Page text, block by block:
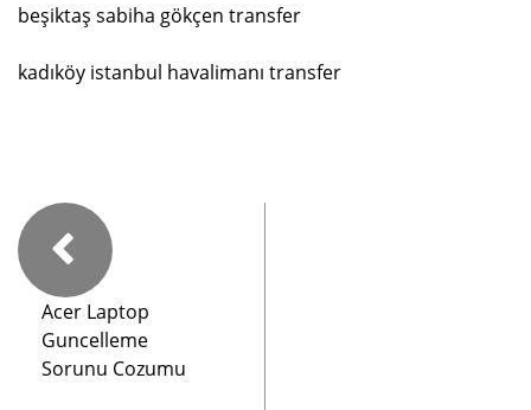
beşiktaş sabiha gökçen transfer
kadıköy istanbul havalimanı transfer
Acer Laptop
Guncelleme
Sorunu Cozumu